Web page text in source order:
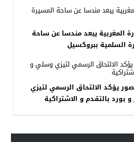
بلجيكا: أمن السفارة المغربية يبعد مندسا عن ساحة
السلمية ببروكسيل
تازة: عبد الرزاق منصور يؤكد الالتحاق الرسمي لتيزي
بورد بالتقدم و الاشتراكية